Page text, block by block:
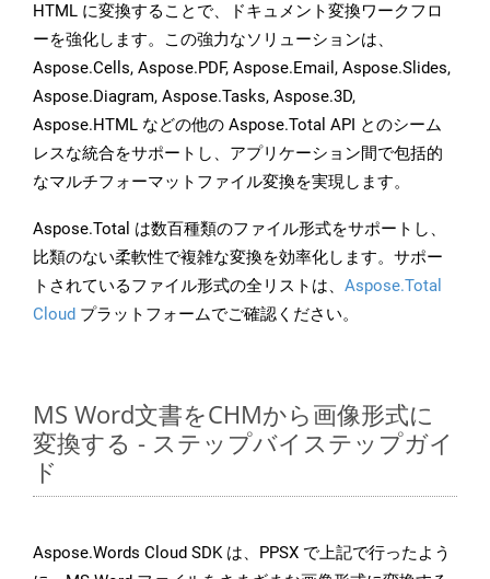
HTML に変換することで、ドキュメント変換ワークフロ
ーを強化します。この強力なソリューションは、
Aspose.Cells, Aspose.PDF, Aspose.Email, Aspose.Slides,
Aspose.Diagram, Aspose.Tasks, Aspose.3D,
Aspose.HTML などの他の Aspose.Total API とのシーム
レスな統合をサポートし、アプリケーション間で包括的
なマルチフォーマットファイル変換を実現します。
Aspose.Total は数百種類のファイル形式をサポートし、
比類のない柔軟性で複雑な変換を効率化します。サポー
トされているファイル形式の全リストは、 Aspose.Total
Cloud プラットフォームでご確認ください。
MS Word文書をCHMから画像形式に
変換する - ステップバイステップガイ
ド
Aspose.Words Cloud SDK は、PPSX で上記で行ったよう